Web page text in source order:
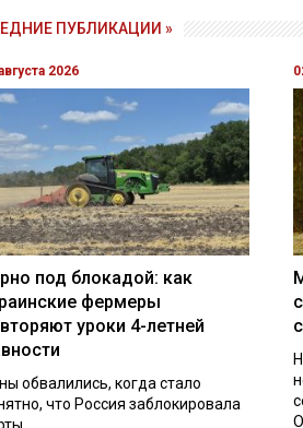
ПУБЛИКАЦИИ »
2026
под блокадой: как
фермеры
уроки 4-летней
обвалились, когда стало
что Россия заблокировала